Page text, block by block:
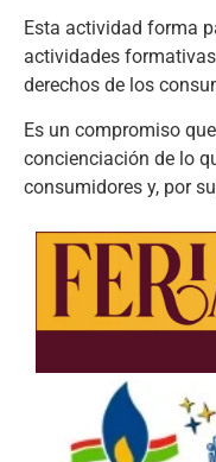
Esta actividad forma
actividades
derechos de los
Es un compromiso
concienciación de lo
consumidores y, por